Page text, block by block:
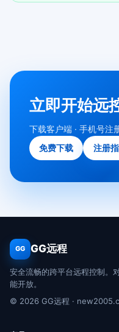
立即开始远
下载客户端 · 手机号注
免费下载
注册
GG GG远程
安全流畅的跨平台远程控制。
能开放。
© 2026 GG远程 ·